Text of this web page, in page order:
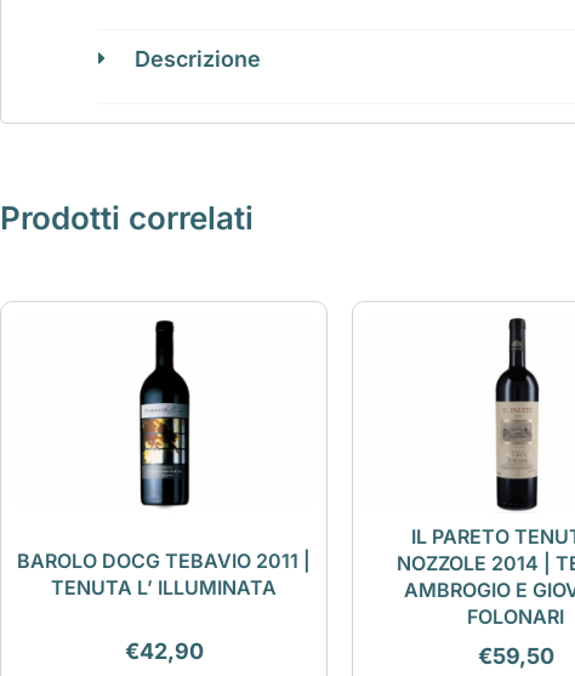
Descrizione
Prodotti correlati
BAROLO DOCG TEBAVIO 2011 |
TENUTA L’ ILLUMINATA
€42,90
IL PARETO
NOZZOLE 2014 |
AMBROGIO E
FOLONARI
€59,50